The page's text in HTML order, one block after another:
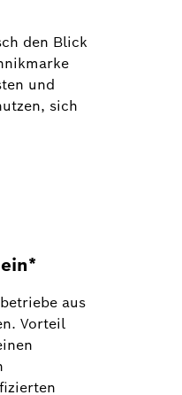
den Blick
und
sich
aus
Vorteil